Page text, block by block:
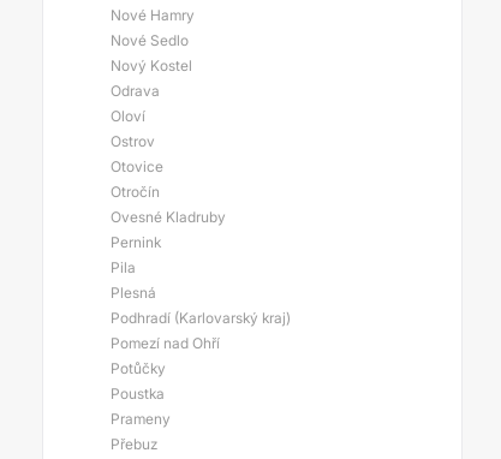
Nové Hamry
Nové Sedlo
Nový Kostel
Odrava
Oloví
Ostrov
Otovice
Otročín
Ovesné Kladruby
Pernink
Pila
Plesná
Podhradí (Karlovarský kraj)
Pomezí nad Ohří
Potůčky
Poustka
Prameny
Přebuz